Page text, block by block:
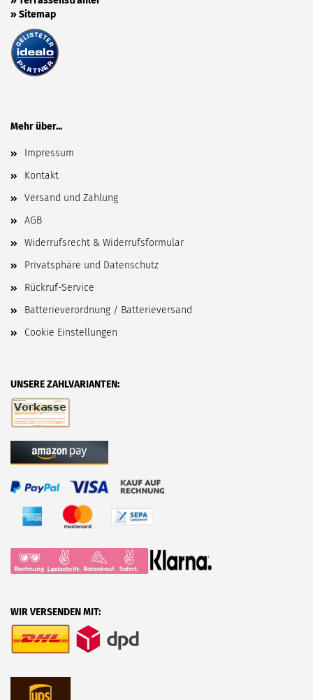
»Sitemap
Mehr über...
Impressum
Kontakt
Versand und Zahlung
AGB
Widerrufsrecht & Widerrufsformular
Privatsphäre und Datenschutz
Rückruf-Service
Batterieverordnung / Batterieversand
Cookie Einstellungen
UNSERE ZAHLVARIANTEN:
WIR VERSENDEN MIT: